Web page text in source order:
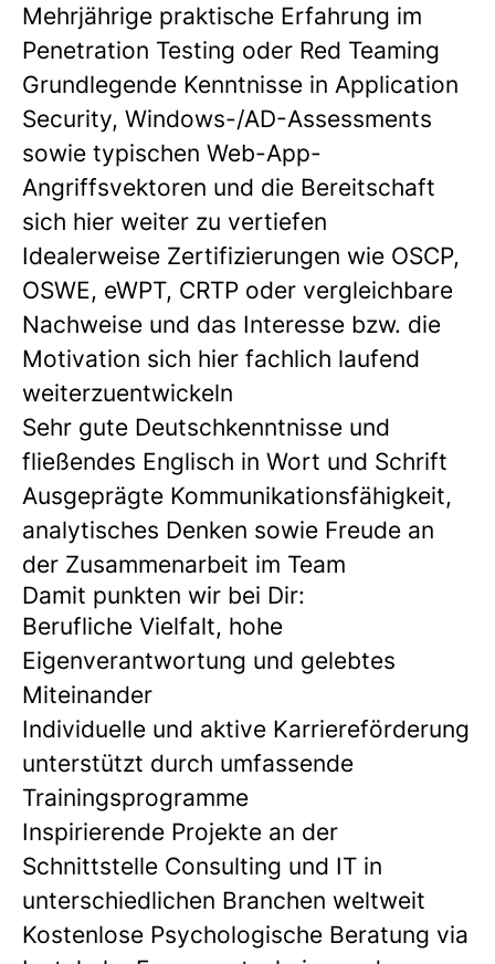
Mehrjährige praktische Erfahrung im
Penetration Testing oder Red Teaming
Grundlegende Kenntnisse in Application
Security, Windows-/AD-Assessments
sowie typischen Web-App-
Angriffsvektoren und die Bereitschaft
sich hier weiter zu vertiefen
Idealerweise Zertifizierungen wie OSCP,
OSWE, eWPT, CRTP oder vergleichbare
Nachweise und das Interesse bzw. die
Motivation sich hier fachlich laufend
weiterzuentwickeln
Sehr gute Deutschkenntnisse und
fließendes Englisch in Wort und Schrift
Ausgeprägte Kommunikationsfähigkeit,
analytisches Denken sowie Freude an
der Zusammenarbeit im Team
Damit punkten wir bei Dir:
Berufliche Vielfalt, hohe
Eigenverantwortung und gelebtes
Miteinander
Individuelle und aktive Karriereförderung
unterstützt durch umfassende
Trainingsprogramme
Inspirierende Projekte an der
Schnittstelle Consulting und IT in
unterschiedlichen Branchen weltweit
Kostenlose Psychologische Beratung via